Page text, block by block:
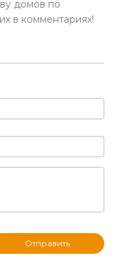
домов по
в комментариях!